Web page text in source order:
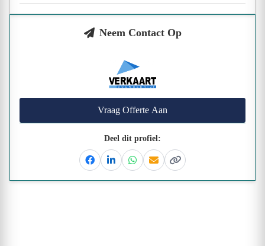
Neem Contact Op
Vraag Offerte Aan
Deel dit profiel:
FacebookLinkedinWhatsapp
EmailKopieer link